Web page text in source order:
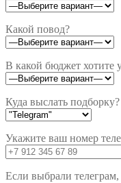
Какой повод?
В какой бюджет хотите
Куда выслать подборку?
Укажите ваш номер
Если выбрали